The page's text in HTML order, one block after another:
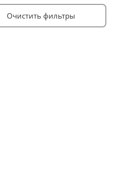
Очистить фильтры